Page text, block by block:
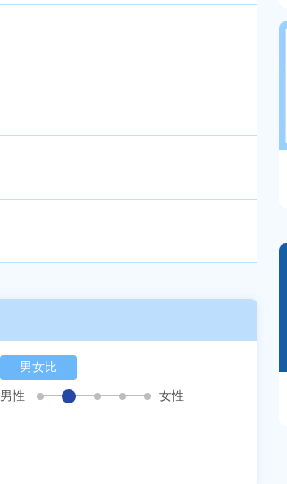
男女比
男性
女性
あるモノに魅了され続け気がつけばマニア
に！？ディープな世界にあなたもきっとハマる